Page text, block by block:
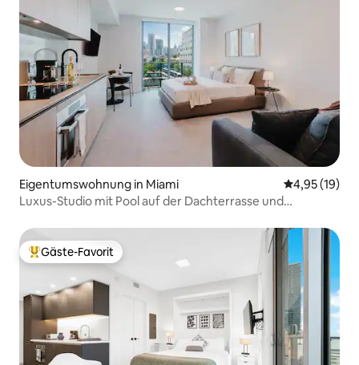
Eigentumswohnung in Miami
4,95 (19)
Luxus-Studio mit Pool auf der Dachterrasse und
Beliebter Gäste-Favorit.
Gäste-Favorit